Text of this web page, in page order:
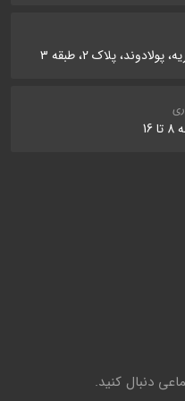
پلاک 2، طبقه 3
16
دنبال کنید.